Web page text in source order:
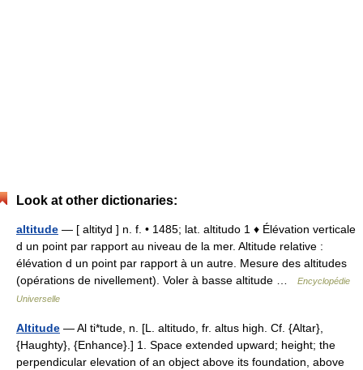
Look at other dictionaries:
altitude — [ altityd ] n. f. • 1485; lat. altitudo 1 ♦ Élévation verticale
d un point par rapport au niveau de la mer. Altitude relative :
élévation d un point par rapport à un autre. Mesure des altitudes
(opérations de nivellement). Voler à basse altitude …
Encyclopédie
Universelle
Altitude — Al ti*tude, n. [L. altitudo, fr. altus high. Cf. {Altar},
{Haughty}, {Enhance}.] 1. Space extended upward; height; the
perpendicular elevation of an object above its foundation, above